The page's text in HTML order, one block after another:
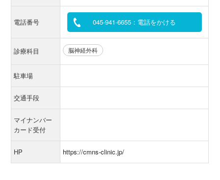
電話番号 045-941-6655：電話をかける
診療科目 脳神経外科
駐車場
交通手段
マイナンバー
カード受付
HP https://cmns-clinic.jp/